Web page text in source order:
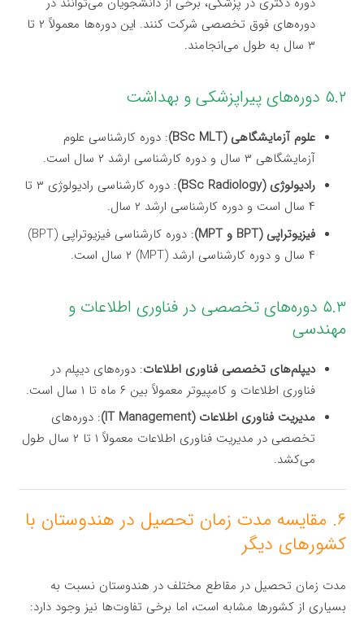
دوره‌های فوق تخصصی شرکت کنند. این دوره‌ها معمولاً ۲ تا
۳ سال به طول می‌انجامند.
۵.۲ دوره‌های پیراپزشکی و بهداشت
علوم آزمایشگاهی (BSc MLT)
: دوره کارشناسی علوم
آزمایشگاهی ۳ سال و دوره کارشناسی ارشد ۲ سال است.
رادیولوژی (BSc Radiology)
: دوره کارشناسی رادیولوژی ۳ تا
۴ سال است و دوره کارشناسی ارشد ۲ سال.
فیزیوتراپی (BPT و MPT)
: دوره کارشناسی فیزیوتراپی (BPT)
۴ سال و دوره کارشناسی ارشد (MPT) ۲ سال است.
۵.۳ دوره‌های تخصصی در فناوری اطلاعات و
مهندسی
دیپلم‌های تخصصی فناوری اطلاعات: دوره‌های دیپلم در
فناوری اطلاعات و کامپیوتر معمولاً بین ۶ ماه تا ۱ سال است.
مدیریت فناوری اطلاعات (IT Management)
: دوره‌های
تخصصی در مدیریت فناوری اطلاعات معمولاً ۱ تا ۲ سال طول
می‌کشد.
۶. مقایسه مدت زمان تحصیل در هندوستان با
کشورهای دیگر
مدت زمان تحصیل در مقاطع مختلف در هندوستان نسبت به
بسیاری از کشورها مشابه است، اما برخی تفاوت‌ها نیز وجود دارد: